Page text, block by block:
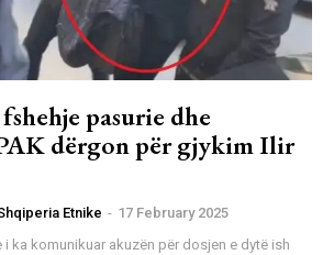
pasurie dhe
dërgon për gjykim Ilir
Etnike - 17 February 2025
i ka komunikuar akuzën për dosjen e dytë ish